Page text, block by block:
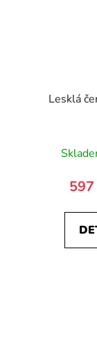
Lesklá